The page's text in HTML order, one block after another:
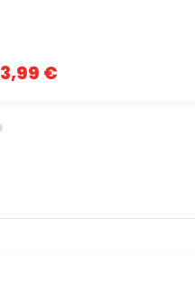
3,99 €